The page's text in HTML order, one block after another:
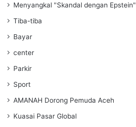
Menyangkal "Skandal dengan Epstein"
Tiba-tiba
Bayar
center
Parkir
Sport
AMANAH Dorong Pemuda Aceh
Kuasai Pasar Global